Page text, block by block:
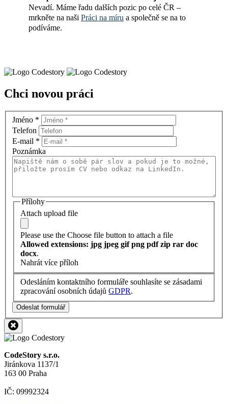
Nevadí. Máme řadu dalších pozic po celé ČR –
mrkněte na naši Práci na míru a společně se na to
podíváme.
Chci novou práci
Jméno *
Telefon
E-mail *
Poznámka
Přílohy
Attach upload file
Please use the Choose file button to attach a file
Allowed extensions: jpg jpeg gif png pdf zip rar doc
docx.
Nahrát více příloh
Odesláním kontaktního formuláře souhlasíte se zásadami
zpracování osobních údajů GDPR.
Odeslat formulář
CodeStory s.r.o.
Jiránkova 1137/1
163 00 Praha
IČ: 09992324